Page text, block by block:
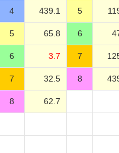
4 439.1 5
5 65.8 6
6 3.7 7
7 32.5 8
8 62.7